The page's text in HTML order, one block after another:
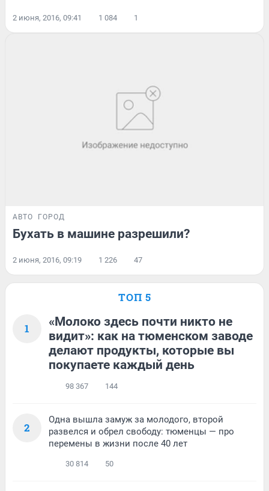
2 июня, 2016, 09:41 1 084 1
АВТО ГОРОД
Бухать в машине разрешили?
2 июня, 2016, 09:19 1 226 47
ТОП 5
1
«Молоко здесь почти никто не
видит»: как на тюменском заводе
делают продукты, которые вы
покупаете каждый день
98 367 144
2
Одна вышла замуж за молодого, второй
развелся и обрел свободу: тюменцы — про
перемены в жизни после 40 лет
30 814 50